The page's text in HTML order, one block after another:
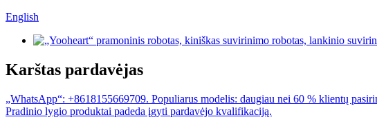
English
Karštas pardavėjas
„WhatsApp“: +8618155669709. Populiarus modelis: daugiau nei 60 % klientų
Pradinio lygio produktai padeda įgyti pardavėjo kvalifikaciją.